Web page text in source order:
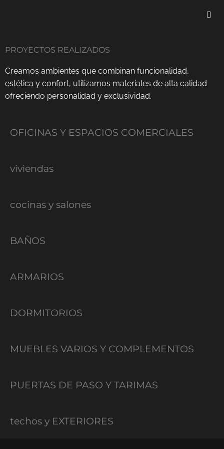
PROYECTOS REALIZADOS
Creamos ambientes que combinan funcionalidad,
estética y confort, utilizamos materiales de alta calidad
ofreciendo personalidad y exclusividad.
OFICINAS Y ESPACIOS COMERCIALES
viviendas
cocinas y salones
BAÑOS
ARMARIOS
DORMITORIOS
MUEBLES VARIOS Y COMPLEMENTOS
PUERTAS DE PASO Y TARIMAS
techos y EXTERIORES